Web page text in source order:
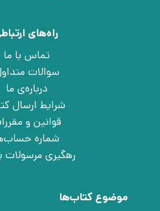
راه‌های
تماس با ما
سوالات
درباره‌ی ما
شرایط ارسال
قوانین و
شماره
رهگیری
موضوع کتاب‌ها